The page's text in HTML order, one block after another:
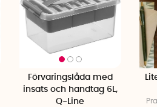
Förvaringslåda med
insats och handtag 6L,
Q-Line